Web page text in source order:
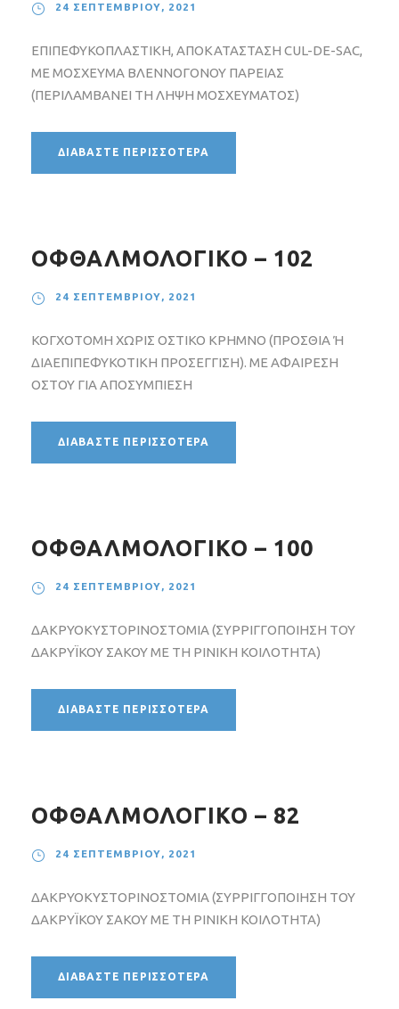
24 ΣΕΠΤΕΜΒΡΊΟΥ, 2021
ΕΠΙΠΕΦΥΚΟΠΛΑΣΤΙΚΗ, ΑΠΟΚΑΤΑΣΤΑΣΗ CUL-DE-SAC,
ΜΕ ΜΟΣΧΕΥΜΑ ΒΛΕΝΝΟΓΟΝΟΥ ΠΑΡΕΙΑΣ
(ΠΕΡΙΛΑΜΒΑΝΕΙ ΤΗ ΛΗΨΗ ΜΟΣΧΕΥΜΑΤΟΣ)
ΔΙΑΒΆΣΤΕ ΠΕΡΙΣΣΌΤΕΡΑ
ΟΦΘΑΛΜΟΛΟΓΙΚΟ – 102
24 ΣΕΠΤΕΜΒΡΊΟΥ, 2021
ΚΟΓΧΟΤΟΜΗ ΧΩΡΙΣ ΟΣΤΙΚΟ ΚΡΗΜΝΟ (ΠΡΟΣΘΙΑ Ή
ΔΙΑΕΠΙΠΕΦΥΚΟΤΙΚΗ ΠΡΟΣΕΓΓΙΣΗ). ΜΕ ΑΦΑΙΡΕΣΗ
ΟΣΤΟΥ ΓΙΑ ΑΠΟΣΥΜΠΙΕΣΗ
ΔΙΑΒΆΣΤΕ ΠΕΡΙΣΣΌΤΕΡΑ
ΟΦΘΑΛΜΟΛΟΓΙΚΟ – 100
24 ΣΕΠΤΕΜΒΡΊΟΥ, 2021
ΔΑΚΡΥΟΚΥΣΤΟΡΙΝΟΣΤΟΜΙΑ (ΣΥΡΡΙΓΓΟΠΟΙΗΣΗ ΤΟΥ
ΔΑΚΡΥΪΚΟΥ ΣΑΚΟΥ ΜΕ ΤΗ ΡΙΝΙΚΗ ΚΟΙΛΟΤΗΤΑ)
ΔΙΑΒΆΣΤΕ ΠΕΡΙΣΣΌΤΕΡΑ
ΟΦΘΑΛΜΟΛΟΓΙΚΟ – 82
24 ΣΕΠΤΕΜΒΡΊΟΥ, 2021
ΔΑΚΡΥΟΚΥΣΤΟΡΙΝΟΣΤΟΜΙΑ (ΣΥΡΡΙΓΓΟΠΟΙΗΣΗ ΤΟΥ
ΔΑΚΡΥΪΚΟΥ ΣΑΚΟΥ ΜΕ ΤΗ ΡΙΝΙΚΗ ΚΟΙΛΟΤΗΤΑ)
ΔΙΑΒΆΣΤΕ ΠΕΡΙΣΣΌΤΕΡΑ